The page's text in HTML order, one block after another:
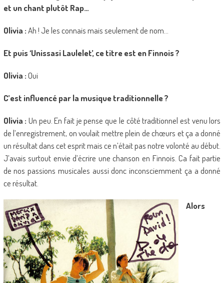
et un chant plutôt Rap…
Olivia :Ah ! Je les connais mais seulement de nom…
Et puis ‘Unissasi Laulelet’, ce titre est en Finnois ?
Olivia :Oui
C’est influencé par la musique traditionnelle ?
Olivia :Un peu. En fait je pense que le côté traditionnel est venu lors
de l’enregistrement, on voulait mettre plein de chœurs et ça a donné
un résultat dans cet esprit mais ce n’était pas notre volonté au début.
J’avais surtout envie d’écrire une chanson en Finnois. Ca fait partie
de nos passions musicales aussi donc inconsciemment ça a donné
ce résultat.
Alors